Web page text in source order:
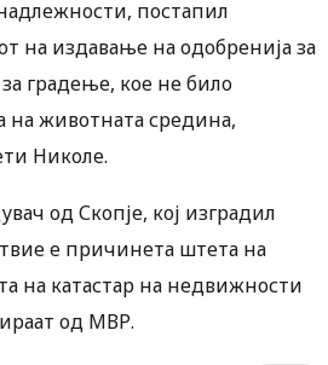
постапил
на издавање на одобренија за
градење, кое не било
на животната средина,
Николе.
од Скопје, кој изградил
е причинета штета на
на катастар на недвижности
од МВР.